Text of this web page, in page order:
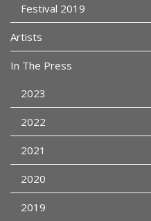
Festival 2019
Artists
In The Press
2023
2022
2021
2020
2019